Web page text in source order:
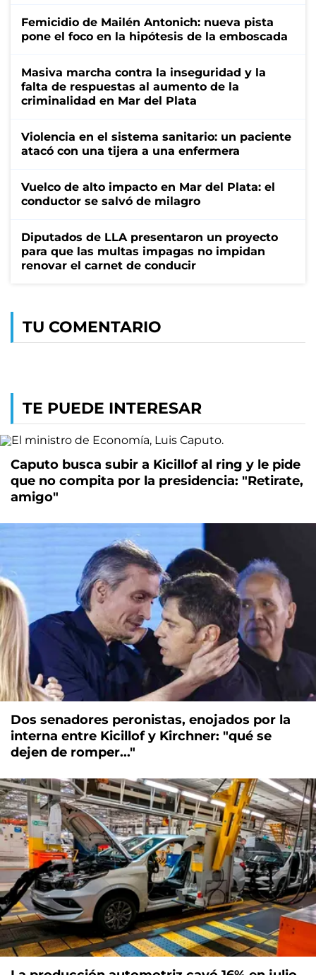
Femicidio de Mailén Antonich: nueva pista
pone el foco en la hipótesis de la emboscada
Masiva marcha contra la inseguridad y la
falta de respuestas al aumento de la
criminalidad en Mar del Plata
Violencia en el sistema sanitario: un paciente
atacó con una tijera a una enfermera
Vuelco de alto impacto en Mar del Plata: el
conductor se salvó de milagro
Diputados de LLA presentaron un proyecto
para que las multas impagas no impidan
renovar el carnet de conducir
TU COMENTARIO
TE PUEDE INTERESAR
Caputo busca subir a Kicillof al ring y le pide
que no compita por la presidencia: "Retirate,
amigo"
Dos senadores peronistas, enojados por la
interna entre Kicillof y Kirchner: "qué se
dejen de romper..."